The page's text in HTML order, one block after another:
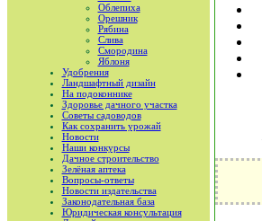
Облепиха
Орешник
Рябина
Слива
Смородина
Яблоня
Удобрения
Ландшафтный дизайн
На подоконнике
Здоровье дачного участка
Советы садоводов
Как сохранить урожай
Новости
Наши конкурсы
Дачное строительство
Зелёная аптека
Вопросы-ответы
Новости издательства
Законодательная база
Юридическая консультация